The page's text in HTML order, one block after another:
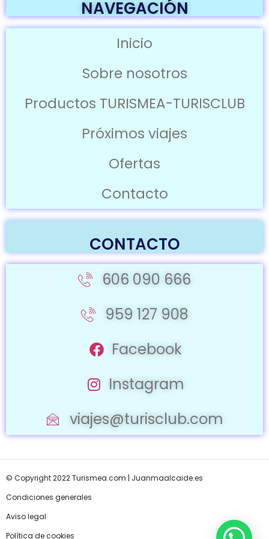
NAVEGACIÓN
Inicio
Sobre nosotros
Productos TURISMEA-TURISCLUB
Próximos viajes
Ofertas
Contacto
CONTACTO
606 090 666
959 127 908
Facebook
Instagram
viajes@turisclub.com
© Copyright 2022 Turismea.com | Juanmaalcaide.es
Condiciones generales
Aviso legal
Política de cookies